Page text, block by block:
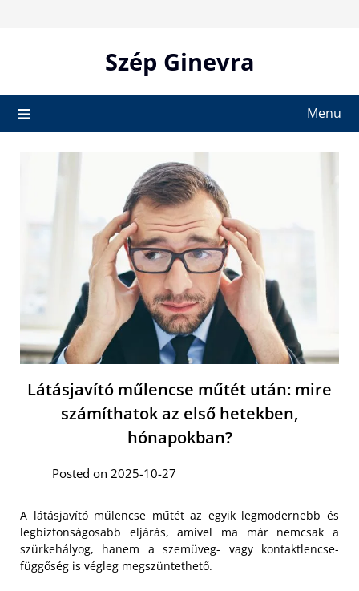
Szép Ginevra
Menu
Látásjavító műlencse műtét után: mire
számíthatok az első hetekben,
hónapokban?
Posted on 2025-10-27
A látásjavító műlencse műtét az egyik legmodernebb és
legbiztonságosabb eljárás, amivel ma már nemcsak a
szürkehályog, hanem a szemüveg- vagy kontaktlencse-
függőség is végleg megszüntethető.